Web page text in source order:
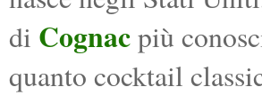
di Cognacpiù
quanto cocktail